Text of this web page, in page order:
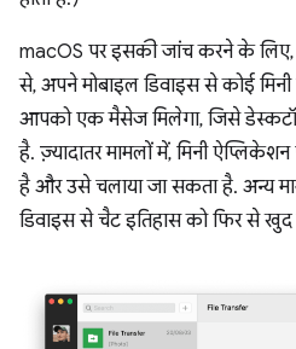
macOS पर इसकी जांच करने के
से, अपने मोबाइल डिवाइस से कोई
आपको एक मैसेज मिलेगा, जिसे
है. ज़्यादातर मामलों में, मिनी
है और उसे चलाया जा सकता है. अन्य
डिवाइस से चैट इतिहास को फिर से खुद